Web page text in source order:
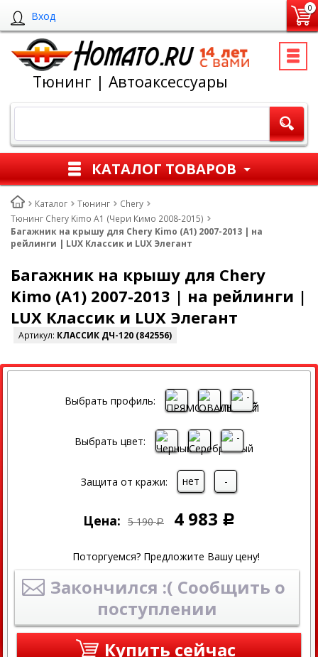
Вход
0
Тюнинг | Автоаксессуары
КАТАЛОГ ТОВАРОВ
Каталог Тюнинг
Chery
Тюнинг Chery Kimo A1 (Чери Кимо 2008-2015)
Багажник на крышу для Chery Kimo (A1) 2007-2013 | на
рейлинги | LUX Классик и LUX Элегант
Багажник на крышу для Chery
Kimo (A1) 2007-2013 | на рейлинги |
LUX Классик и LUX Элегант
Артикул: КЛАССИК ДЧ-120 (842556)
СКИДКА
Выбрать профиль:
Выбрать цвет:
Защита от кражи: нет -
Цена: 5 190 Р 4 983 Р
Поторгуемся? Предложите Вашу цену!
Закончился :( Сообщить о
поступлении
Купить сейчас